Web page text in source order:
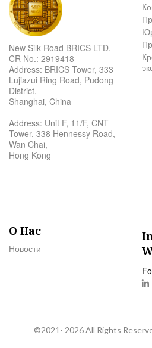
New Silk Road BRICS LTD.
CR No.: 2919418
Address: BRICS Tower, 333
Lujiazui Ring Road, Pudong
District,
Shanghai, China
Address: Unit F, 11/F, CNT
Tower, 338 Hennessy Road,
Wan Chai,
Hong Kong
О Нас
Новости
©2021- 2026 All Rights